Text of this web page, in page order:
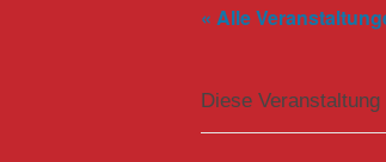
« Alle
Diese